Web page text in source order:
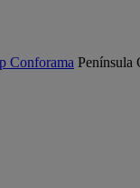
Conforama Península